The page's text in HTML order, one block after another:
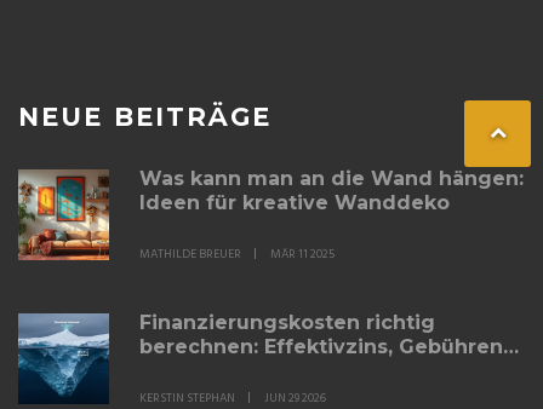
NEUE BEITRÄGE
Was kann man an die Wand hängen:
Ideen für kreative Wanddeko
MATHILDE BREUER MÄR 11 2025
Finanzierungskosten richtig
berechnen: Effektivzins, Gebühren
Check
KERSTIN STEPHAN JUN 29 2026